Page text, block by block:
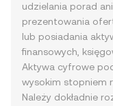
udzielania porad
prezentowania
lub posiadania
finansowych,
Aktywa cyfrowe
wysokim stopniem
Należy dokładnie